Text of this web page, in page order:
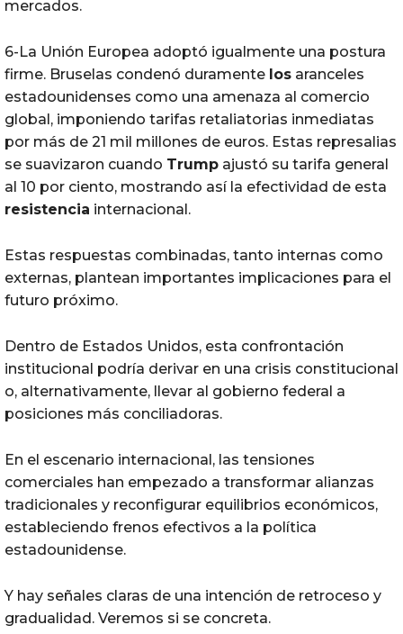
mercados.
6-La Unión Europea adoptó igualmente una postura
firme. Bruselas condenó duramente los aranceles
estadounidenses como una amenaza al comercio
global, imponiendo tarifas retaliatorias inmediatas
por más de 21 mil millones de euros. Estas represalias
se suavizaron cuando Trump ajustó su tarifa general
al 10 por ciento, mostrando así la efectividad de esta
resistencia internacional.
Estas respuestas combinadas, tanto internas como
externas, plantean importantes implicaciones para el
futuro próximo.
Dentro de Estados Unidos, esta confrontación
institucional podría derivar en una crisis constitucional
o, alternativamente, llevar al gobierno federal a
posiciones más conciliadoras.
En el escenario internacional, las tensiones
comerciales han empezado a transformar alianzas
tradicionales y reconfigurar equilibrios económicos,
estableciendo frenos efectivos a la política
estadounidense.
Y hay señales claras de una intención de retroceso y
gradualidad. Veremos si se concreta.